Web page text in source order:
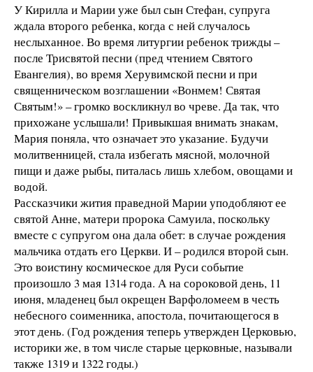
У Кирилла и Марии уже был сын Стефан, супруга
ждала второго ребенка, когда с ней случалось
неслыханное. Во время литургии ребенок трижды –
после Трисвятой песни (пред чтением Святого
Евангелия), во время Херувимской песни и при
священническом возглашении «Вонмем! Святая
Святым!» – громко воскликнул во чреве. Да так, что
прихожане услышали! Привыкшая внимать знакам,
Мария поняла, что означает это указание. Будучи
молитвенницей, стала избегать мясной, молочной
пищи и даже рыбы, питалась лишь хлебом, овощами и
водой.
Рассказчики жития праведной Марии уподобляют ее
святой Анне, матери пророка Самуила, поскольку
вместе с супругом она дала обет: в случае рождения
мальчика отдать его Церкви. И – родился второй сын.
Это воистину космическое для Руси событие
произошло 3 мая 1314 года. А на сороковой день, 11
июня, младенец был окрещен Варфоломеем в честь
небесного соименника, апостола, почитающегося в
этот день. (Год рождения теперь утвержден Церковью,
историки же, в том числе старые церковные, называли
также 1319 и 1322 годы.)